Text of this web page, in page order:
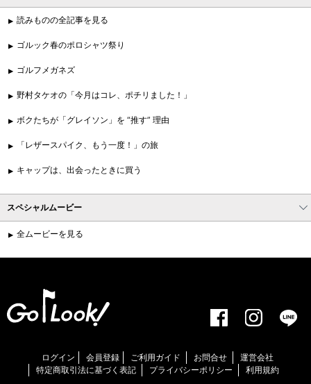
読みものの全記事を見る
ゴルック春のポロシャツ祭り
ゴルフメガネズ
野村タケオの「今月はコレ、ポチリました！」
ボクたちが「グレイソン」を “推す” 理由
「レザースパイク、もう一度！」の旅
キャップは、出会ったときに買う
スペシャルムービー
全ムービーを見る
ログイン 会員登録 ご利用ガイド お問合せ
運営会社
特定商取引法に基づく表記
プライバシーポリシー 利用規約